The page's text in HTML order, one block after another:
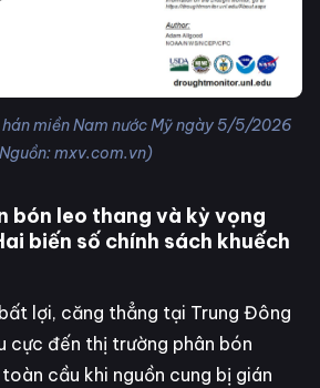
miền Nam nước Mỹ ngày 5/5/2026
mxv.com.vn)
bón leo thang và kỳ vọng
biến số chính sách khuếch
lợi, căng thẳng tại Trung Đông
cực đến thị trường phân bón
cầu khi nguồn cung bị gián